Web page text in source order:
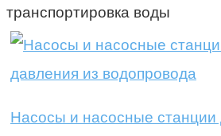
транспортировка воды
Насосы и насосные станции